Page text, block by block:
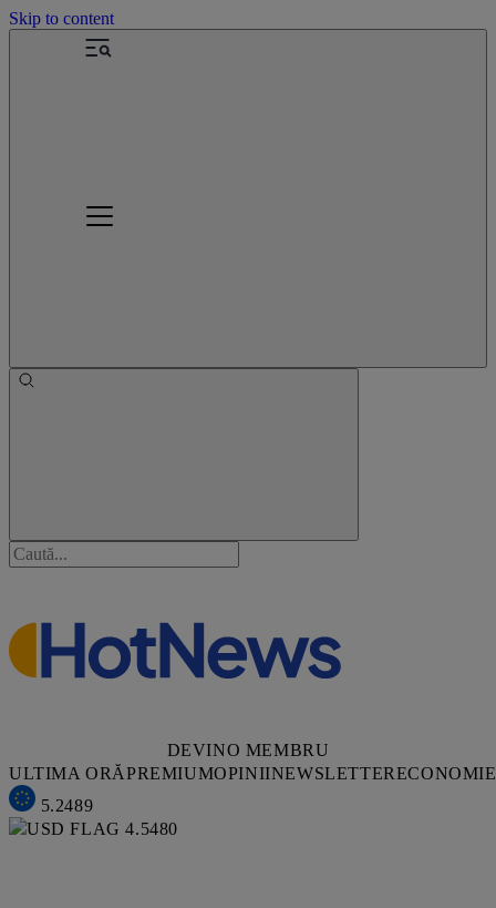
Skip to content
DEVINO MEMBRU
ULTIMA ORĂPREMIUMOPINIINEWSLETTERECONOMIE
5.2489
4.5480